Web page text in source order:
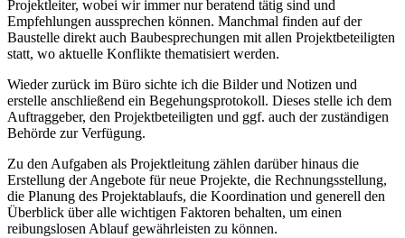
Projektleiter, wobei wir immer nur beratend tätig sind und
Empfehlungen aussprechen können. Manchmal finden auf der
Baustelle direkt auch Baubesprechungen mit allen Projektbeteiligten
statt, wo aktuelle Konflikte thematisiert werden.
Wieder zurück im Büro sichte ich die Bilder und Notizen und
erstelle anschließend ein Begehungsprotokoll. Dieses stelle ich dem
Auftraggeber, den Projektbeteiligten und ggf. auch der zuständigen
Behörde zur Verfügung.
Zu den Aufgaben als Projektleitung zählen darüber hinaus die
Erstellung der Angebote für neue Projekte, die Rechnungsstellung,
die Planung des Projektablaufs, die Koordination und generell den
Überblick über alle wichtigen Faktoren behalten, um einen
reibungslosen Ablauf gewährleisten zu können.